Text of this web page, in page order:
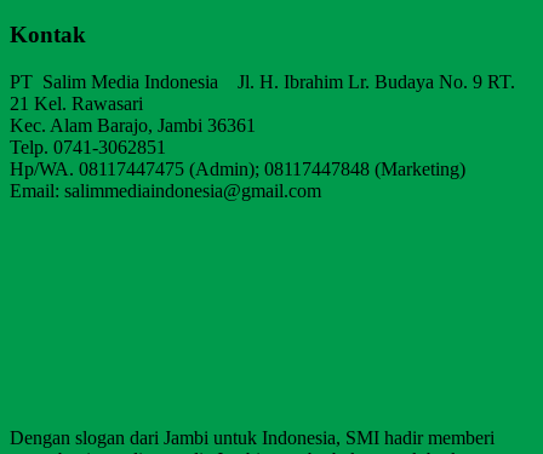
Kontak
PT Salim Media Indonesia Jl. H. Ibrahim Lr. Budaya No. 9 RT.
21 Kel. Rawasari
Kec. Alam Barajo, Jambi 36361
Telp. 0741-3062851
Hp/WA. 08117447475 (Admin); 08117447848 (Marketing)
Email: salimmediaindonesia@gmail.com
Dengan slogan dari Jambi untuk Indonesia, SMI hadir memberi